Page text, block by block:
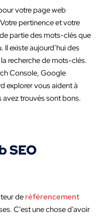
votre page web
pertinence et votre
partie des mots-clés que
existe aujourd’hui des
recherche de mots-clés.
Console, Google
explorer vous aident à
trouvés sont bons.
SEO
deréférencement
C’est une chose d’avoir